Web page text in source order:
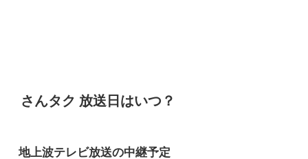
さんタク 放送日はいつ？
地上波テレビ放送の中継予定